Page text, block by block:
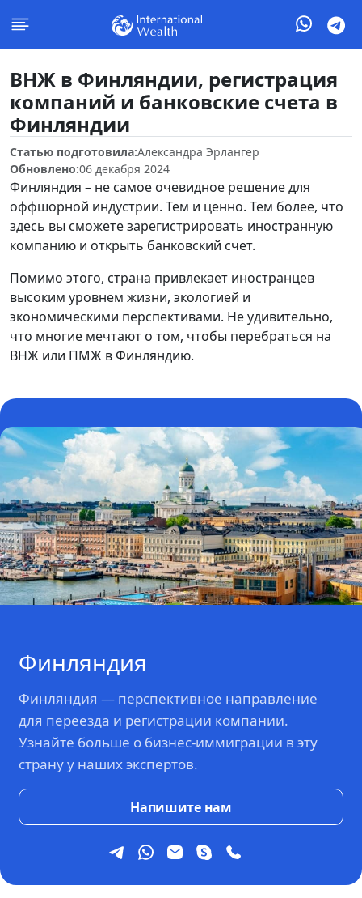
ВНЖ в Финляндии, регистрация
компаний и банковские счета в
Финляндии
Статью подготовила:Александра Эрлангер
Обновлено:06 декабря 2024
Финляндия – не самое очевидное решение для
оффшорной индустрии. Тем и ценно. Тем более, что
здесь вы сможете зарегистрировать иностранную
компанию и открыть банковский счет.
Помимо этого, страна привлекает иностранцев
высоким уровнем жизни, экологией и
экономическими перспективами. Не удивительно,
что многие мечтают о том, чтобы перебраться на
ВНЖ или ПМЖ в Финляндию.
Финляндия
Финляндия — перспективное направление
для переезда и регистрации компании.
Узнайте больше о бизнес-иммиграции в эту
страну у наших экспертов.
Напишите нам